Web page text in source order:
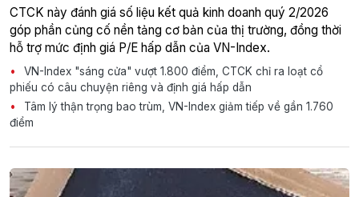
CTCK này đánh giá số liệu kết quả kinh doanh quý 2/2026
góp phần củng cố nền tảng cơ bản của thị trường, đồng thời
hỗ trợ mức định giá P/E hấp dẫn của VN-Index.
VN-Index "sáng cửa" vượt 1.800 điểm, CTCK chỉ ra loạt cổ
phiếu có câu chuyện riêng và định giá hấp dẫn
Tâm lý thận trọng bao trùm, VN-Index giảm tiếp về gần 1.760
điểm